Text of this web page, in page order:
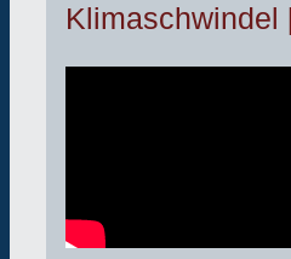
Klimaschwindel